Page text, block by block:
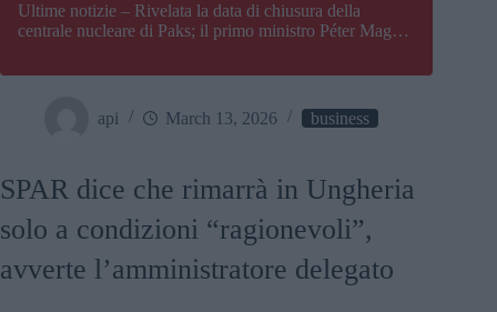
Ultime notizie – Rivelata la data di chiusura della
centrale nucleare di Paks; il primo ministro Péter Magyar
api March 13, 2026 business
SPAR dice che rimarrà in Ungheria
solo a condizioni “ragionevoli”,
avverte l’amministratore delegato